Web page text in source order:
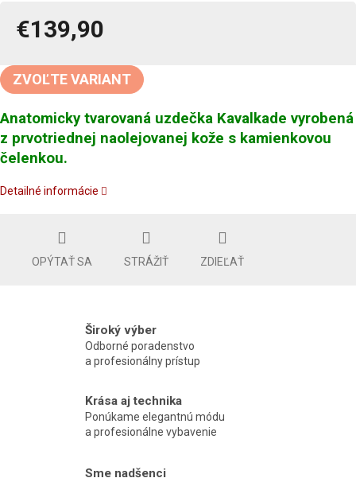
€139,90
cena:
ZVOĽTE VARIANT
Anatomicky tvarovaná uzdečka Kavalkade vyrobená
z prvotriednej naolejovanej kože s kamienkovou
čelenkou.
Detailné informácie
OPÝTAŤ SA STRÁŽIŤ ZDIEĽAŤ
Široký výber
Odborné poradenstvo
a profesionálny prístup
Krása aj technika
Ponúkame elegantnú módu
a profesionálne vybavenie
Sme nadšenci